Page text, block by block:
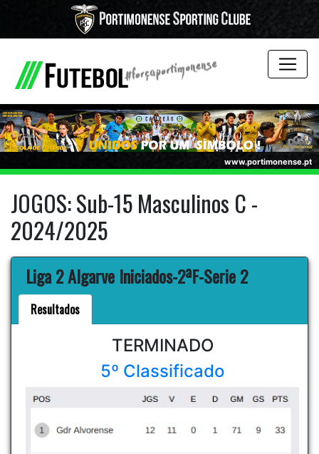
www.portimonense.pt
JOGOS: Sub-15 Masculinos C -
2024/2025
Liga 2 Algarve Iniciados-2ªF-Serie 2
Resultados
TERMINADO
5º Classificado